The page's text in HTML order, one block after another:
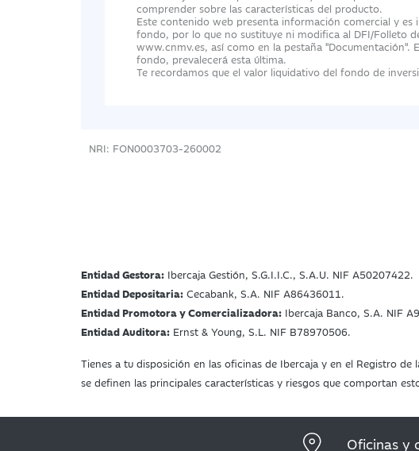
comprender sobre las características del producto.
Este contenido web presenta información comercial y
fondo, por lo que no sustituye ni modifica al DFI/Folleto
www.cnmv.es, así como en la pestaña
fondo, prevalecerá esta última.
Te recordamos que el valor liquidativo del fondo de
NRI: FON0003703-260002
Entidad Gestora: Ibercaja Gestión, S.G.I.I.C., S.A.U. NIF A50207422.
Entidad Depositaria: Cecabank, S.A. NIF A86436011.
Entidad Promotora y Comercializadora: Ibercaja Banco, S.A. NIF
Entidad Auditora: Ernst & Young, S.L. NIF B78970506.
Tienes a tu disposición en las oficinas de Ibercaja y en el Registro
se definen las principales características y riesgos que comportan
Oficinas y